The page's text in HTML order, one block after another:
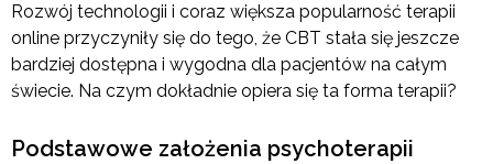
Rozwój technologii i coraz większa popularność terapii
online przyczyniły się do tego, że CBT stała się jeszcze
bardziej dostępna i wygodna dla pacjentów na całym
świecie. Na czym dokładnie opiera się ta forma terapii?
Podstawowe założenia psychoterapii